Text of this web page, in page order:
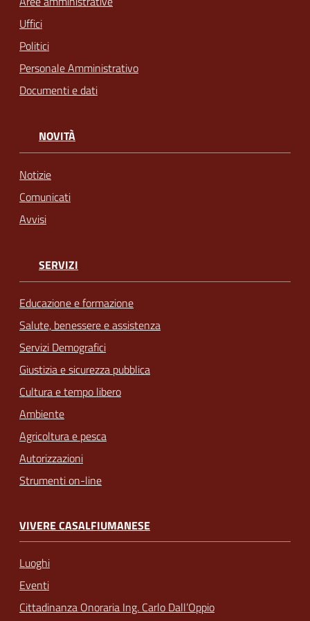
Uffici
Politici
Personale Amministrativo
Documenti e dati
NOVITÀ
Notizie
Comunicati
Avvisi
SERVIZI
Educazione e formazione
Salute, benessere e assistenza
Servizi Demografici
Giustizia e sicurezza pubblica
Cultura e tempo libero
Ambiente
Agricoltura e pesca
Autorizzazioni
Strumenti on-line
VIVERE CASALFIUMANESE
Luoghi
Eventi
Cittadinanza Onoraria Ing. Carlo Dall’Oppio